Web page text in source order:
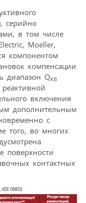
серийно
в том числе
Moeller,
компонентом
компенсации
диапазон QКБ
включения
дополнительным
с
того, во многих
поверхности
контактных